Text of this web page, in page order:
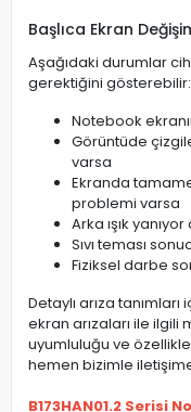
Başlıca Ekran
Aşağıdaki durumlar
gerektiğini gösterebilir:
Notebook
Görüntüde
varsa
Ekranda
problemi varsa
Arka ışık
Sıvı teması
Fiziksel darbe
Detaylı arıza
ekran arızaları ile ilgili
uyumluluğu ve
hemen bizimle
B173HAN01.2 Serisi